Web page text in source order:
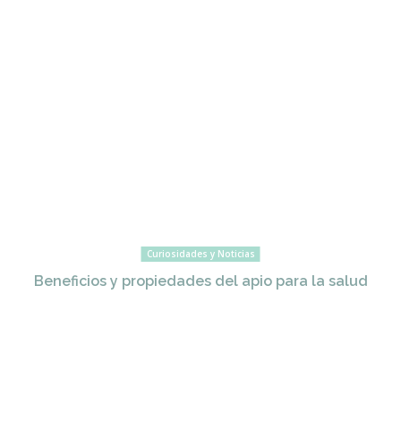
Curiosidades y Noticias
Beneficios y propiedades del apio para la salud